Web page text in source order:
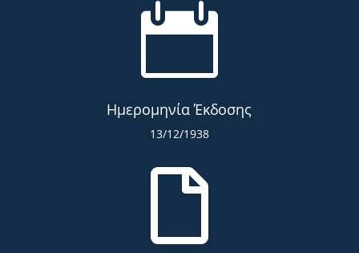

Ημερομηνία Έκδοσης
13/12/1938
